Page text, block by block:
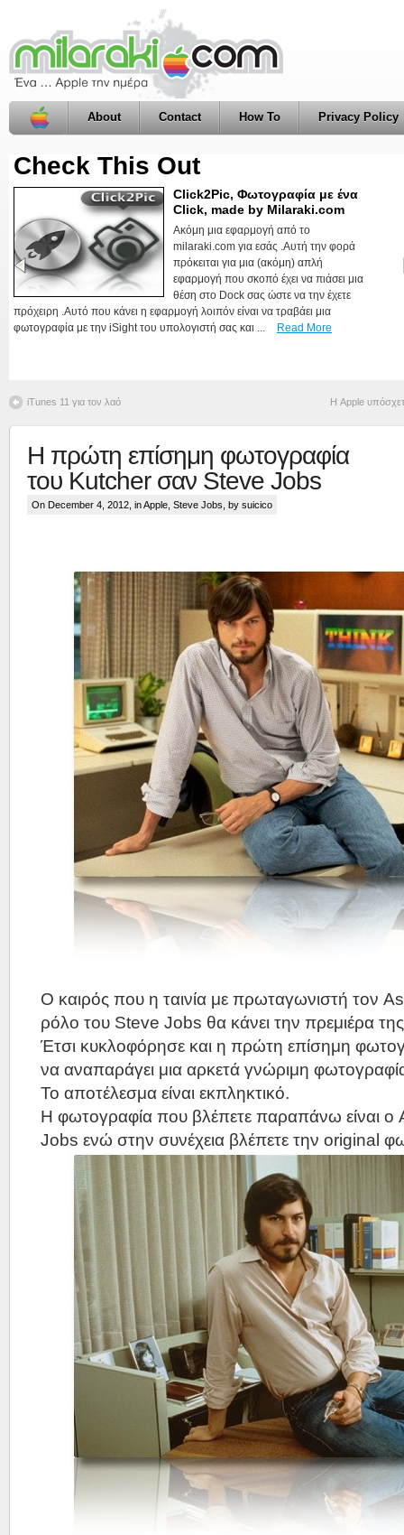
About Contact How To Privacy Policy
Check This Out
Click2Pic, Φωτογραφία με ένα
Click, made by Milaraki.com
Ακόμη μια εφαρμογή από το
milaraki.com για εσάς .Αυτή την φορά
πρόκειται για μια (ακόμη) απλή
εφαρμογή που σκοπό έχει να πιάσει μια
θέση στο Dock σας ώστε να την έχετε
πρόχειρη .Αυτό που κάνει η εφαρμογή λοιπόν είναι να τραβάει μια
φωτογραφία με την iSight του υπολογιστή σας και ...
Read More
Finder Sidebar Toggle, made
by milaraki.com
Ένα ακόμη αρκετά απλό app φτιαγμένο
με τα χεράκια μας (και την βοήθεια του
automator) που μπορεί να σας βολέψει
.Κατεβάζετε την εφαρμογή από εδώ, και
την βάζετε όπως δείχνει η εικόνα πιο
πάνω στον Finder σας .Κάθε φορά που κάνετε κλικ στην εφαρμογή θα
γίνεται απόκρυψη ή εμφάνιση της ...
Read More
iTunes 11 για τον λαό Η Apple
Η πρώτη επίσημη φωτογραφία
του Kutcher σαν Steve Jobs
On December 4, 2012, inApple Steve Jobs , by suicico
Ο καιρός που η ταινία με πρωταγωνιστή τον
ρόλο του Steve Jobs θα κάνει την πρεμιέρα της
Έτσι κυκλοφόρησε και η πρώτη επίσημη
να αναπαράγει μια αρκετά γνώριμη
Το αποτέλεσμα είναι εκπληκτικό.
Η φωτογραφία που βλέπετε παραπάνω είναι ο
Jobs ενώ στην συνέχεια βλέπετε την original